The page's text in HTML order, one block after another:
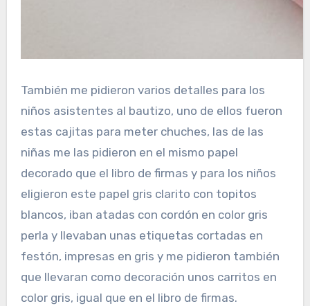
También me pidieron varios detalles para los
niños asistentes al bautizo, uno de ellos fueron
estas cajitas para meter chuches, las de las
niñas me las pidieron en el mismo papel
decorado que el libro de firmas y para los niños
eligieron este papel gris clarito con topitos
blancos, iban atadas con cordón en color gris
perla y llevaban unas etiquetas cortadas en
festón, impresas en gris y me pidieron también
que llevaran como decoración unos carritos en
color gris, igual que en el libro de firmas.